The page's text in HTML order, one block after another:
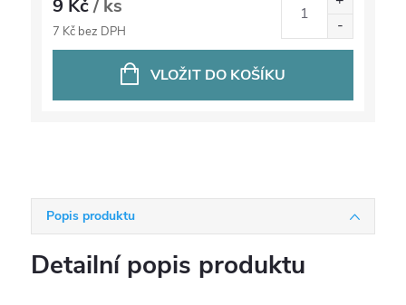
9 Kč/ ks
7 Kč bez DPH
VLOŽIT DO KOŠÍKU
Popis produktu
Detailní popis produktu